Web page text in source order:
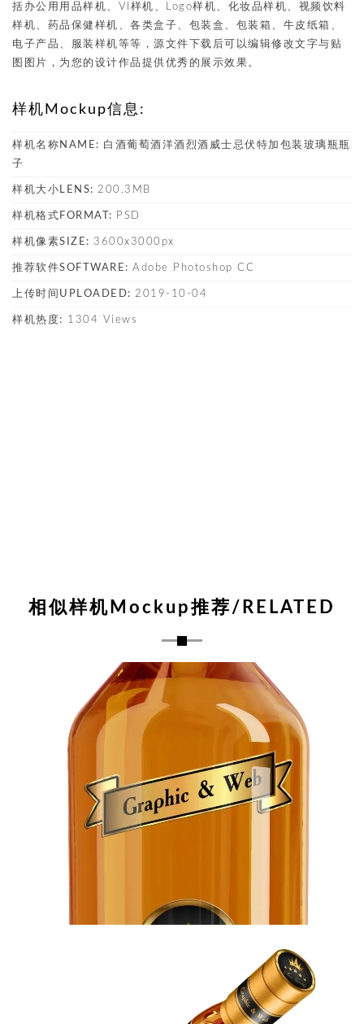
括办公用用品样机、VI样机、Logo样机、化妆品样机、视频饮料
样机、药品保健样机、各类盒子、包装盒、包装箱、牛皮纸箱、
电子产品、服装样机等等，源文件下载后可以编辑修改文字与贴
图图片，为您的设计作品提供优秀的展示效果。
样机Mockup信息:
样机名称NAME: 白酒葡萄酒洋酒烈酒威士忌伏特加包装玻璃瓶瓶
子
样机大小LENS: 200.3MB
样机格式FORMAT: PSD
样机像素SIZE: 3600x3000px
推荐软件SOFTWARE: Adobe Photoshop CC
上传时间UPLOADED: 2019-10-04
样机热度: 1304 Views
相似样机Mockup推荐/RELATED